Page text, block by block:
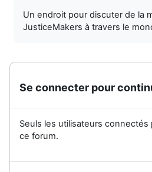
Un endroit pour discuter de la
JusticeMakers à travers le
Se connecter pour
Seuls les utilisateurs
ce forum.